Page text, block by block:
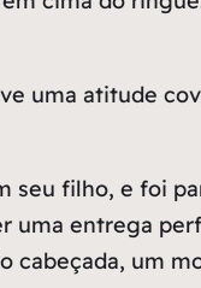
uma atitude
filho, e foi
uma entrega
um